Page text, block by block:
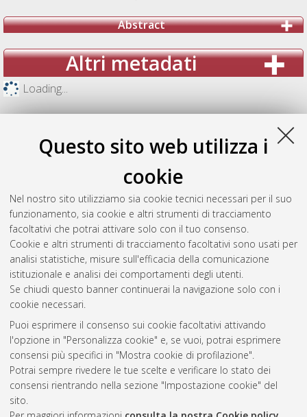
Questo sito web utilizza i
cookie
Nel nostro sito utilizziamo sia cookie tecnici necessari per il suo
funzionamento, sia cookie e altri strumenti di tracciamento
facoltativi che potrai attivare solo con il tuo consenso.
Cookie e altri strumenti di tracciamento facoltativi sono usati per
analisi statistiche, misure sull'efficacia della comunicazione
istituzionale e analisi dei comportamenti degli utenti.
Se chiudi questo banner continuerai la navigazione solo con i
cookie necessari.
Puoi esprimere il consenso sui cookie facoltativi attivando
l'opzione in "Personalizza cookie" e, se vuoi, potrai esprimere
consensi più specifici in "Mostra cookie di profilazione".
Potrai sempre rivedere le tue scelte e verificare lo stato dei
consensi rientrando nella sezione "Impostazione cookie" del
sito.
Abstract
Altri metadati
Loading...
Gestione del documento:
Atom
Rss 1.0
Rss 2.0